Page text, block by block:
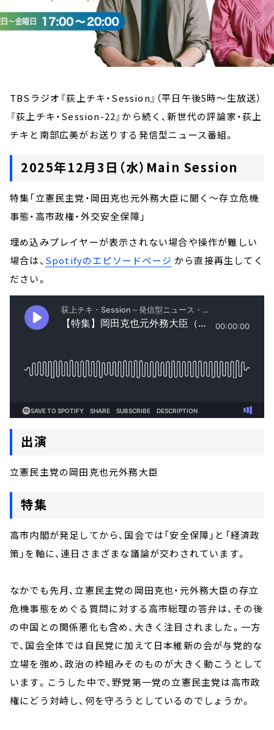
TBSラジオ『荻上チキ・Session』（平日午後5時～生放送）
『荻上チキ・Session-22』から続く、新世代の評論家・荻上
チキと南部広美がお送りする発信型ニュース番組。
2025年12月3日（水）Main Session
特集「立憲民主党・岡田克也元外務大臣に聞く～存立危機
事態・高市政権・外交安全保障」
埋め込みプレイヤーが表示されない場合や操作が難しい
場合は、 Spotifyのエピソードページ から直接再生してく
ださい。
出演
立憲民主党の岡田克也元外務大臣
特集
高市内閣が発足してから、国会では「安全保障」と「経済政
策」を軸に、連日さまざまな議論が交わされています。
なかでも先月、立憲民主党の岡田克也・元外務大臣の存立
危機事態をめぐる質問に対する高市総理の答弁は、その後
の中国との関係悪化も含め、大きく注目されました。一方
で、国会全体では自民党に加えて日本維新の会が与党的な
立場を強め、政治の枠組みそのものが大きく動こうとして
います。こうした中で、野党第一党の立憲民主党は高市政
権にどう対峙し、何を守ろうとしているのでしょうか。